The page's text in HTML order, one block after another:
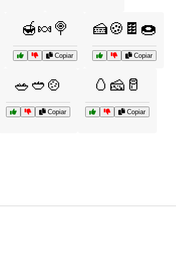
🍯🍬🍭
Copiar
🍰🍪🍫🍩
Copiar
🥗🥙🍲
Copiar
🥚🧀🥛
Copiar